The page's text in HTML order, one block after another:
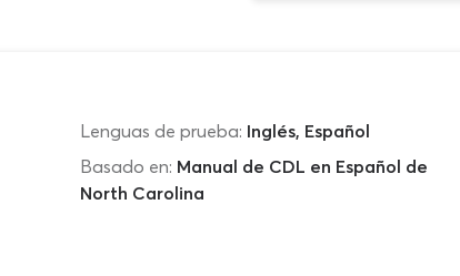
Lenguas de prueba: Inglés, Español
Basado en: Manual de CDL en Español de
North Carolina